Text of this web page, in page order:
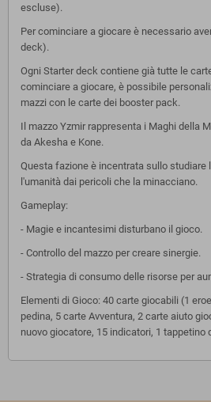
escluse).
Per cominciare a giocare è necessario
deck).
Ogni Starter deck contiene già tutte le
cominciare a giocare, è possibile
mazzi con le carte dei booster pack.
Il mazzo Yzmir rappresenta i Maghi della
da Akesha e Kone.
Questa fazione è incentrata sullo studiare
l'umanità dai pericoli che la minacciano.
Gameplay:
- Magie e incantesimi disturbano il gioco.
- Controllo del mazzo per creare sinergie.
- Strategia di consumo delle risorse per
Elementi di Gioco: 40 carte giocabili (1
pedina, 5 carte Avventura, 2 carte aiuto
nuovo giocatore, 15 indicatori, 1 tappetino